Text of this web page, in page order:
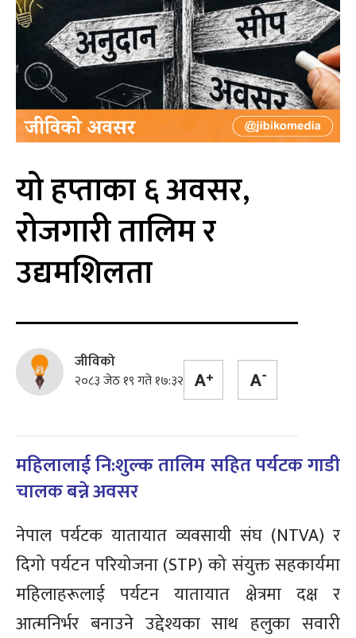
यो हप्ताका ६ अवसर,
रोजगारी तालिम र
उद्यमशिलता
जीविको
२०८३ जेठ १९ गते १७:३२
महिलालाई नि:शुल्क तालिम सहित पर्यटक गाडी
चालक बन्ने अवसर
नेपाल पर्यटक यातायात व्यवसायी संघ (NTVA) र
दिगो पर्यटन परियोजना (STP) को संयुक्त सहकार्यमा
महिलाहरूलाई पर्यटन यातायात क्षेत्रमा दक्ष र
आत्मनिर्भर बनाउने उद्देश्यका साथ हलुका सवारी